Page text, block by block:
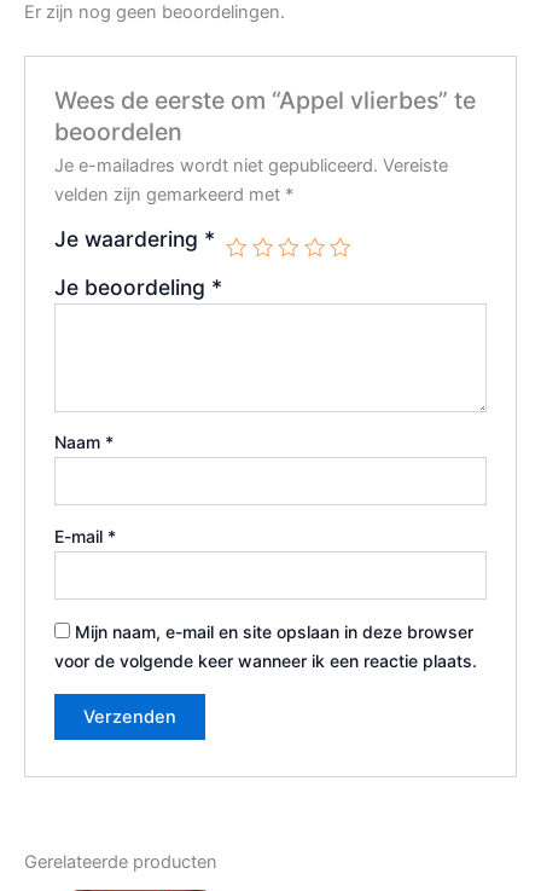
Er zijn nog geen beoordelingen.
Wees de eerste om “Appel vlierbes” te
beoordelen
Je e-mailadres wordt niet gepubliceerd. Vereiste
velden zijn gemarkeerd met *
Je waardering *
Je beoordeling *
Naam *
E-mail *
Mijn naam, e-mail en site opslaan in deze browser
voor de volgende keer wanneer ik een reactie plaats.
Gerelateerde producten